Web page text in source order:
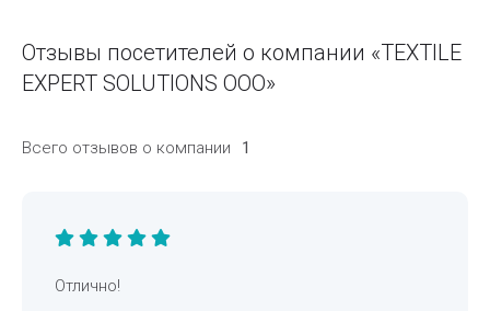
Отзывы посетителей о компании «TEXTILE
EXPERT SOLUTIONS ООО»
Всего отзывов о компании 1
Отлично!